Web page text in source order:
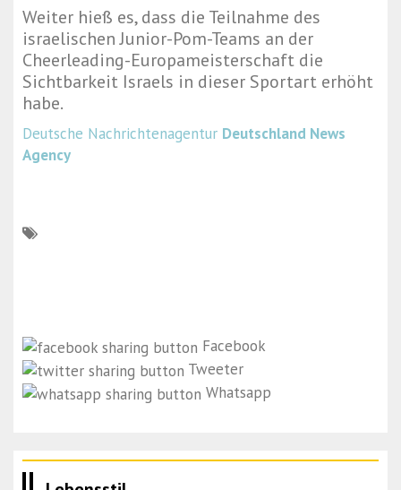
Weiter hieß es, dass die Teilnahme des
israelischen Junior-Pom-Teams an der
Cheerleading-Europameisterschaft die
Sichtbarkeit Israels in dieser Sportart erhöht
habe.
Deutsche Nachrichtenagentur Deutschland News
Agency
Facebook
Tweeter
Whatsapp